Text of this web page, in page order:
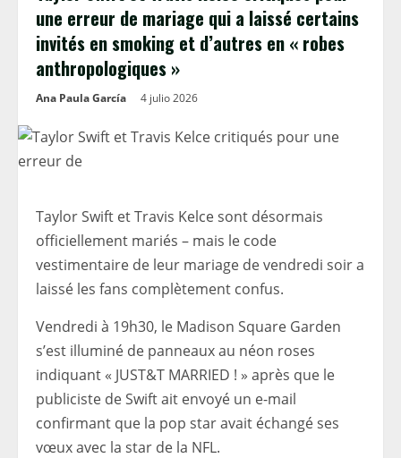
une erreur de mariage qui a laissé certains
invités en smoking et d’autres en « robes
anthropologiques »
Ana Paula García 4 julio 2026
Taylor Swift et Travis Kelce sont désormais
officiellement mariés – mais le code
vestimentaire de leur mariage de vendredi soir a
laissé les fans complètement confus.
Vendredi à 19h30, le Madison Square Garden
s’est illuminé de panneaux au néon roses
indiquant « JUST&T MARRIED ! » après que le
publiciste de Swift ait envoyé un e-mail
confirmant que la pop star avait échangé ses
vœux avec la star de la NFL.